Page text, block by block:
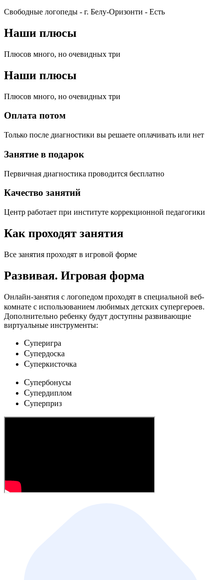
Свободные логопеды - г. Белу-Оризонти - Есть
Наши плюсы
Плюсов много, но очевидных три
Наши плюсы
Плюсов много, но очевидных три
Оплата потом
Только после диагностики вы решаете оплачивать или нет
Занятие в подарок
Первичная диагностика проводится бесплатно
Качество занятий
Центр работает при институте коррекционной педагогики
Как проходят занятия
Все занятия проходят в игровой форме
Развивая. Игровая форма
Онлайн-занятия с логопедом проходят в специальной веб-
комнате с использованием любимых детских cупергероев.
Дополнительно ребенку будут доступны развивающие
виртуальные инструменты:
Cуперигра
Cупердоска
Cуперкисточка
Cупербонусы
Cупердиплом
Cуперприз